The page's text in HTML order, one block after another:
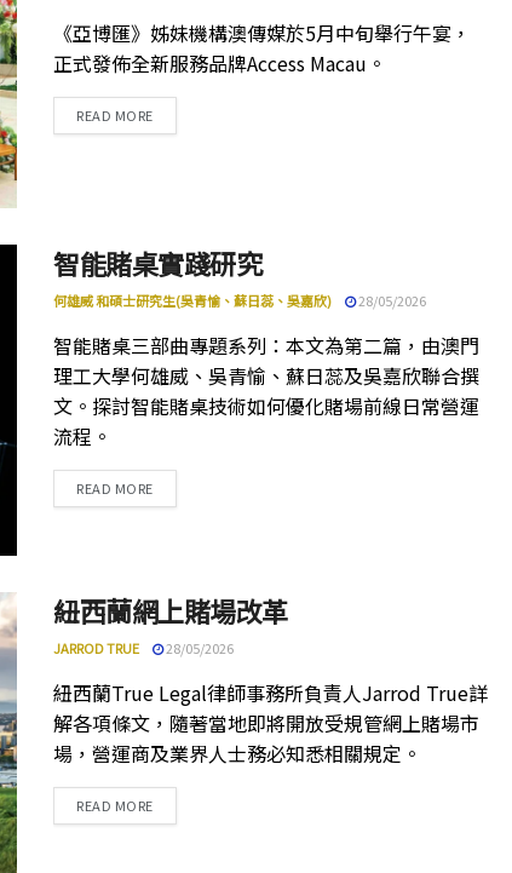
《亞博匯》姊妹機構澳傳媒於5月中旬舉行午宴，
正式發佈全新服務品牌Access Macau。
READ MOREDETAILS
智能賭桌實踐研究
何雄威 和碩士研究生(吳青愉、蘇日蕊、吳嘉欣) 28/05/2026
智能賭桌三部曲專題系列：本文為第二篇，由澳門
理工大學何雄威、吳青愉、蘇日蕊及吳嘉欣聯合撰
文。探討智能賭桌技術如何優化賭場前線日常營運
流程。
READ MOREDETAILS
紐西蘭網上賭場改革
JARROD TRUE 28/05/2026
紐西蘭True Legal律師事務所負責人Jarrod True詳
解各項條文，隨著當地即將開放受規管網上賭場市
場，營運商及業界人士務必知悉相關規定。
READ MOREDETAILS